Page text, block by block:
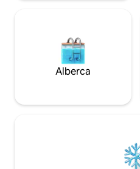
Alberca